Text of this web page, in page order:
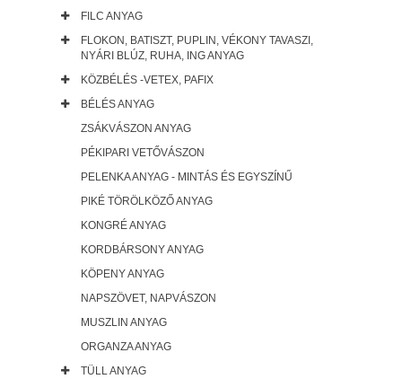
FILC ANYAG
FLOKON, BATISZT, PUPLIN, VÉKONY TAVASZI,
NYÁRI BLÚZ, RUHA, ING ANYAG
KÖZBÉLÉS -VETEX, PAFIX
BÉLÉS ANYAG
ZSÁKVÁSZON ANYAG
PÉKIPARI VETŐVÁSZON
PELENKA ANYAG - MINTÁS ÉS EGYSZÍNŰ
PIKÉ TÖRÖLKÖZŐ ANYAG
KONGRÉ ANYAG
KORDBÁRSONY ANYAG
KÖPENY ANYAG
NAPSZÖVET, NAPVÁSZON
MUSZLIN ANYAG
ORGANZA ANYAG
TÜLL ANYAG